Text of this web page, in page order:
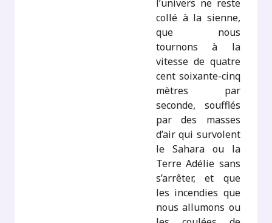
l’univers ne reste
collé à la sienne,
que nous
tournons à la
vitesse de quatre
cent soixante-cinq
mètres par
seconde, soufflés
par des masses
d’air qui survolent
le Sahara ou la
Terre Adélie sans
s’arrêter, et que
les incendies que
nous allumons ou